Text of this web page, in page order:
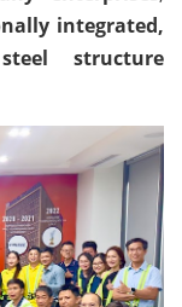
integrated,
structure